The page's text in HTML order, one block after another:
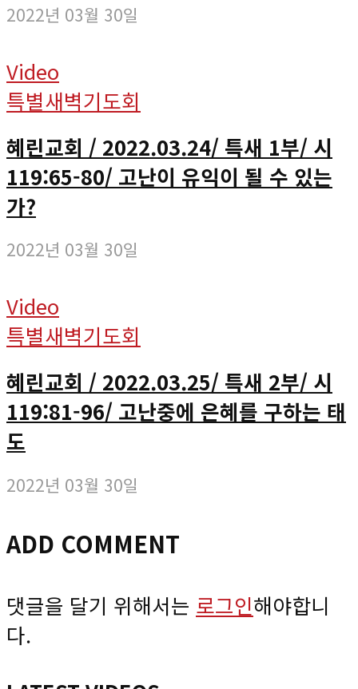
2022년 03월 30일
Video
특별새벽기도회
혜린교회 / 2022.03.24/ 특새 1부/ 시
119:65-80/ 고난이 유익이 될 수 있는
가?
2022년 03월 30일
Video
특별새벽기도회
혜린교회 / 2022.03.25/ 특새 2부/ 시
119:81-96/ 고난중에 은혜를 구하는 태
도
2022년 03월 30일
ADD COMMENT
댓글을 달기 위해서는 로그인해야합니
다.